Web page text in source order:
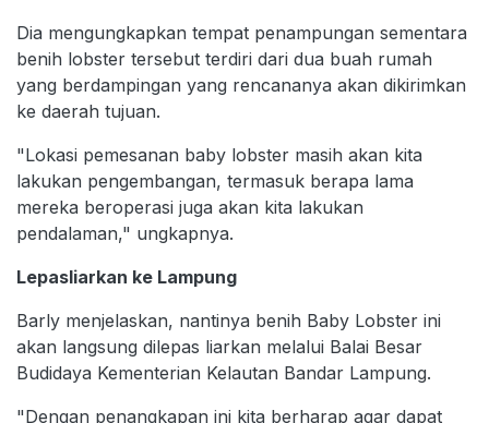
Dia mengungkapkan tempat penampungan sementara
benih lobster tersebut terdiri dari dua buah rumah
yang berdampingan yang rencananya akan dikirimkan
ke daerah tujuan.
"Lokasi pemesanan baby lobster masih akan kita
lakukan pengembangan, termasuk berapa lama
mereka beroperasi juga akan kita lakukan
pendalaman," ungkapnya.
Lepasliarkan ke Lampung
Barly menjelaskan, nantinya benih Baby Lobster ini
akan langsung dilepas liarkan melalui Balai Besar
Budidaya Kementerian Kelautan Bandar Lampung.
"Dengan penangkapan ini kita berharap agar dapat